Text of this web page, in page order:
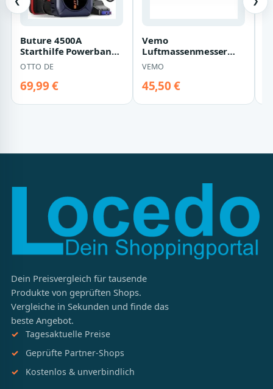
Buture 4500A
Starthilfe Powerbank
für Pkw mit
Kompressor 150PSI,
16800…
OTTO DE
69,99 €
Vemo
Luftmassenmesser
Audi Seat VW V10-72-
0048
VEMO
45,50 €
Dein Preisvergleich für tausende
Produkte von geprüften Shops.
Vergleiche in Sekunden und finde das
beste Angebot.
Tagesaktuelle Preise
Geprüfte Partner-Shops
Kostenlos & unverbindlich